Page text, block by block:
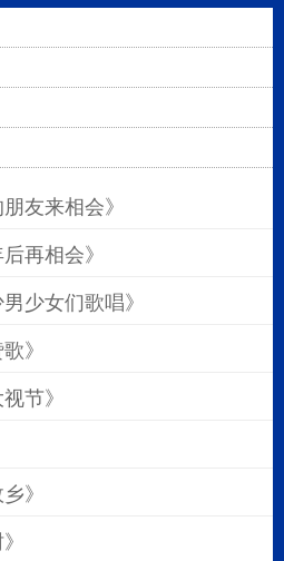
朋友来相会》
再相会》
男少女们歌唱》
》
节》
》